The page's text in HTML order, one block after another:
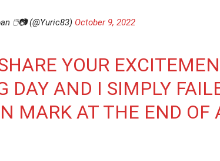
🖱️📷 (@Yuric83) October 9, 2022
YOUR
DAY AND I SIMPLY
MARK AT THE END OF